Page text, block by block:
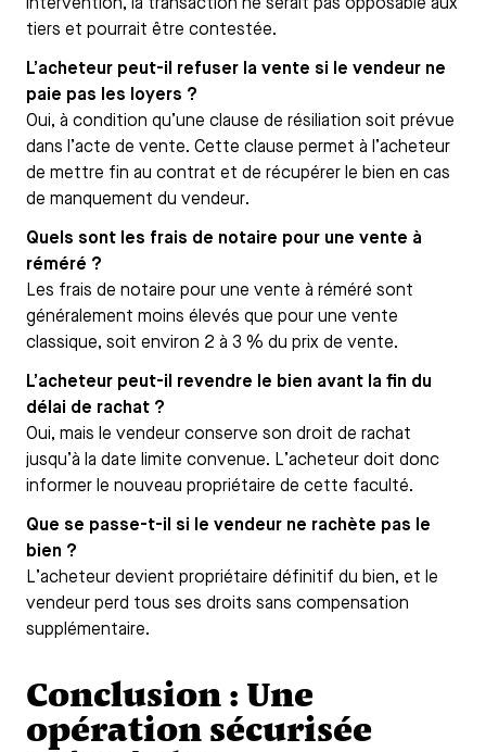
intervention, la transaction ne serait pas opposable aux
tiers et pourrait être contestée.
L’acheteur peut-il refuser la vente si le vendeur ne
paie pas les loyers ?
Oui, à condition qu’une clause de résiliation soit prévue
dans l’acte de vente. Cette clause permet à l’acheteur
de mettre fin au contrat et de récupérer le bien en cas
de manquement du vendeur.
Quels sont les frais de notaire pour une vente à
réméré ?
Les frais de notaire pour une vente à réméré sont
généralement moins élevés que pour une vente
classique, soit environ 2 à 3 % du prix de vente.
L’acheteur peut-il revendre le bien avant la fin du
délai de rachat ?
Oui, mais le vendeur conserve son droit de rachat
jusqu’à la date limite convenue. L’acheteur doit donc
informer le nouveau propriétaire de cette faculté.
Que se passe-t-il si le vendeur ne rachète pas le
bien ?
L’acheteur devient propriétaire définitif du bien, et le
vendeur perd tous ses droits sans compensation
supplémentaire.
Conclusion : Une
opération sécurisée